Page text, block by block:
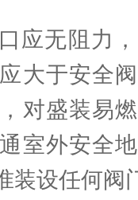
应无阻力
大于安全
对盛装易
室外安全
装设任何阀